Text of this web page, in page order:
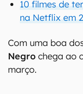
10 filmes de
na Netflix em
Com uma boa
Negro chega ao
março.